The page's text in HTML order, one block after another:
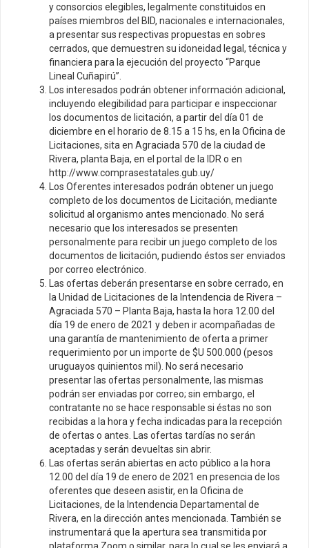
y consorcios elegibles, legalmente constituidos en
países miembros del BID, nacionales e internacionales,
a presentar sus respectivas propuestas en sobres
cerrados, que demuestren su idoneidad legal, técnica y
financiera para la ejecución del proyecto “Parque
Lineal Cuñapirú”.
Los interesados podrán obtener información adicional,
incluyendo elegibilidad para participar e inspeccionar
los documentos de licitación, a partir del día 01 de
diciembre en el horario de 8.15 a 15 hs, en la Oficina de
Licitaciones, sita en Agraciada 570 de la ciudad de
Rivera, planta Baja, en el portal de la IDR o en
http://www.comprasestatales.gub.uy/
Los Oferentes interesados podrán obtener un juego
completo de los documentos de Licitación, mediante
solicitud al organismo antes mencionado. No será
necesario que los interesados se presenten
personalmente para recibir un juego completo de los
documentos de licitación, pudiendo éstos ser enviados
por correo electrónico.
Las ofertas deberán presentarse en sobre cerrado, en
la Unidad de Licitaciones de la Intendencia de Rivera –
Agraciada 570 – Planta Baja, hasta la hora 12.00 del
día 19 de enero de 2021 y deben ir acompañadas de
una garantía de mantenimiento de oferta a primer
requerimiento por un importe de $U 500.000 (pesos
uruguayos quinientos mil). No será necesario
presentar las ofertas personalmente, las mismas
podrán ser enviadas por correo; sin embargo, el
contratante no se hace responsable si éstas no son
recibidas a la hora y fecha indicadas para la recepción
de ofertas o antes. Las ofertas tardías no serán
aceptadas y serán devueltas sin abrir.
Las ofertas serán abiertas en acto público a la hora
12.00 del día 19 de enero de 2021 en presencia de los
oferentes que deseen asistir, en la Oficina de
Licitaciones, de la Intendencia Departamental de
Rivera, en la dirección antes mencionada. También se
instrumentará que la apertura sea transmitida por